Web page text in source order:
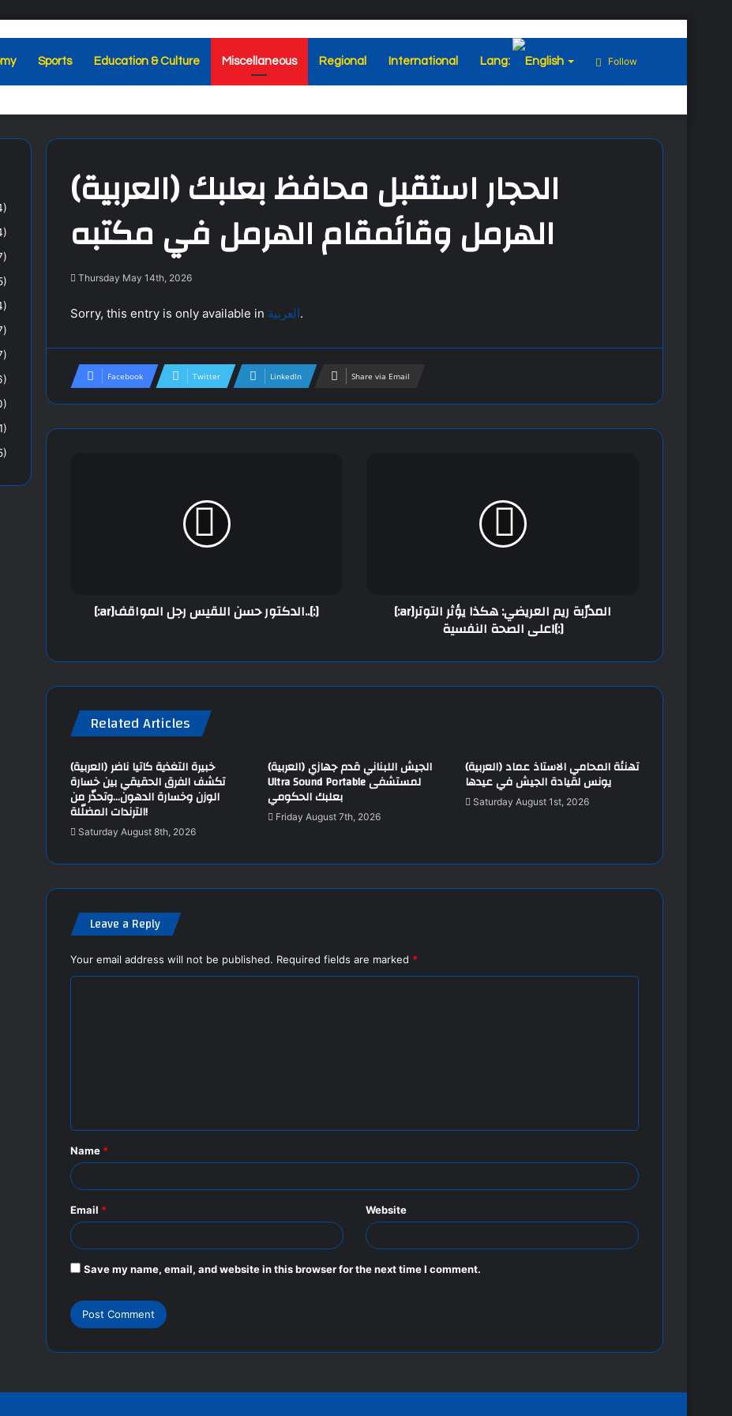
Sports Education & Culture Miscellaneous Regional International Lang: Follow
(العربية) الحجار استقبل محافظ بعلبك
الهرمل وقائمقام الهرمل في مكتبه
Thursday May 14th, 2026
Sorry, this entry is only available in العربية.
Facebook Twitter LinkedIn Share via Email
[:ar]الدكتور حسن اللقيس رجل المواقف..[:] [:ar]المدرّبة ريم العريضي: هكذا يؤثر التوتر
على الصحة النفسية![:]
Related Articles
(العربية) خبيرة التغذية كاتيا ناضر
تكشف الفرق الحقيقي بين خسارة
الوزن وخسارة الدهون…وتحذّر من
الترندات المضلّلة!
Saturday August 8th, 2026
(العربية) الجيش اللبناني قدم جهازي
Ultra Sound Portable لمستشفى
بعلبك الحكومي
Friday August 7th, 2026
(العربية) تهنئة المحامي الاستاذ عماد
يونس لقيادة الجيش في عيدها
Saturday August 1st, 2026
Leave a Reply
Your email address will not be published. Required fields are marked *
t
*
Name *
Email * Website
Save my name, email, and website in this browser for the next time I comment.